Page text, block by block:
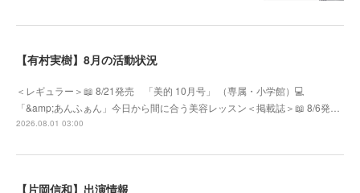
【有村実樹】8月の活動状況
＜レギュラー＞📖 8/21発売 「美的 10月号」 （専属・小学館）💻
「&amp;あんふぁん」今日から間に合う美容レッスン＜掲載誌＞📖 8/6発…
2026.08.01 03:00
【片岡信和】出演情報